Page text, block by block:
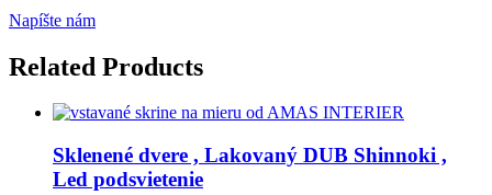
Napíšte nám
Related Products
Sklenené dvere , Lakovaný DUB Shinnoki ,
Led podsvietenie